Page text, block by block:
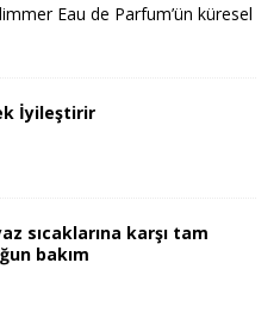
Eau de Parfum’ün küresel
İyileştirir
sıcaklarına karşı tam
bakım